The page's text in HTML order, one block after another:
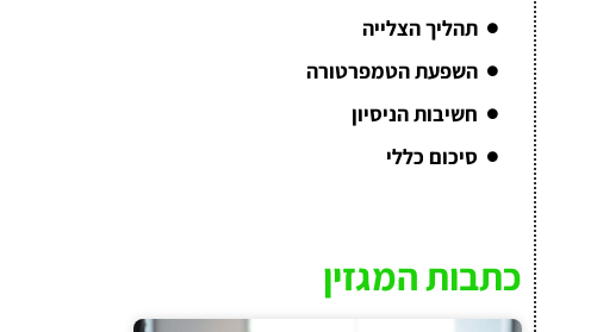
תהליך הצלייה
השפעת הטמפרטורה
חשיבות הניסיון
סיכום כללי
כתבות המגזין